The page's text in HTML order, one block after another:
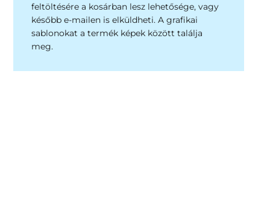
feltöltésére a kosárban lesz lehetősége, vagy
később e-mailen is elküldheti. A grafikai
sablonokat a termék képek között találja
meg.